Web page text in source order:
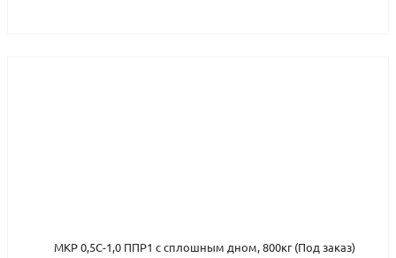
МКР 0,5С-1,0 ППР1 с сплошным дном, 800кг (Под заказ)